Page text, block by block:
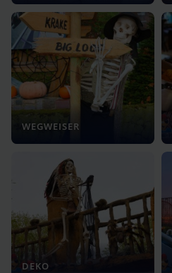
WEGWEISER
DEKO